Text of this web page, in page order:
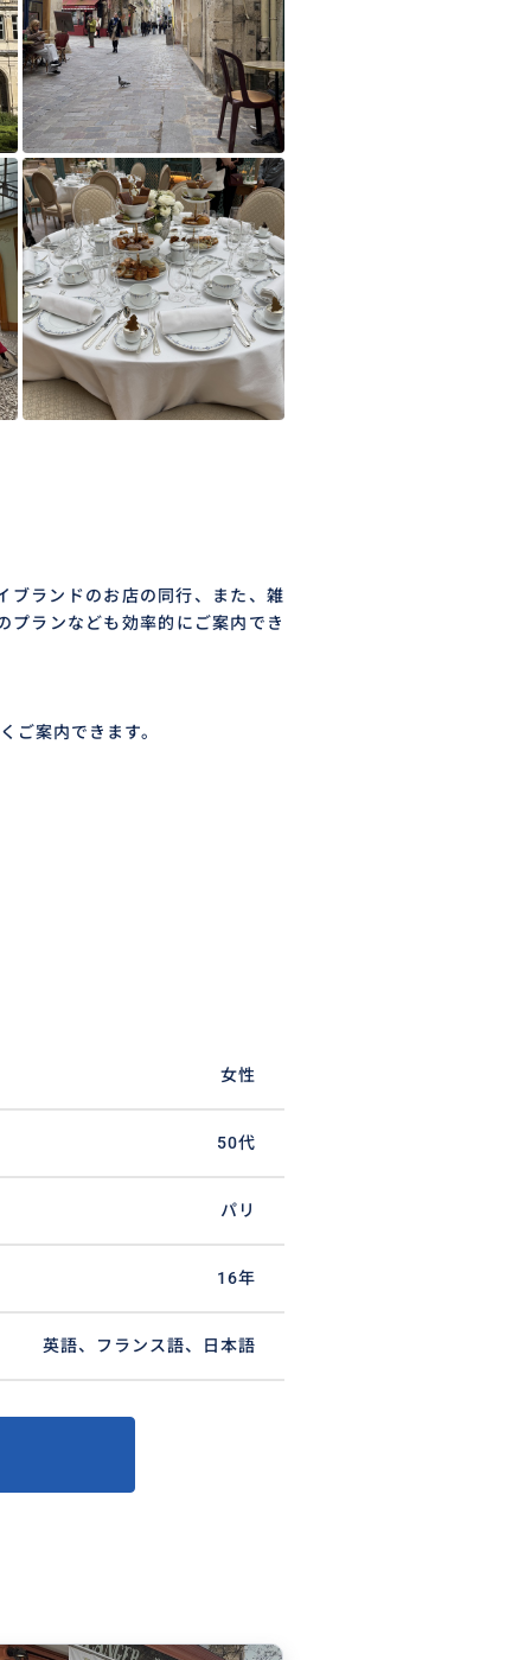
ブランドのお店の同行、また、雑
プランなども効率的にご案内でき
ご案内できます。
女性
50代
パリ
16年
英語、フランス語、日本語